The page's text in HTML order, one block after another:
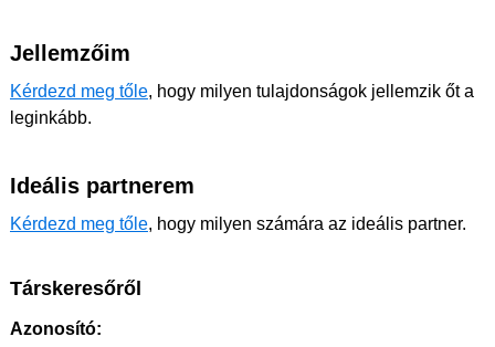
Jellemzőim
Kérdezd meg tőle, hogy milyen tulajdonságok jellemzik őt a
leginkább.
Ideális partnerem
Kérdezd meg tőle, hogy milyen számára az ideális partner.
Társkeresőről
Azonosító: